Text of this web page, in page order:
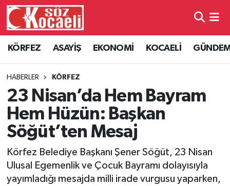
KÖRFEZ ASAYİŞ EKONOMİ KOCAELİ
HABERLER KÖRFEZ
23 Nisan’da Hem Bayram
Hem Hüzün: Başkan
Söğüt’ten Mesaj
Körfez Belediye Başkanı Şener Söğüt, 23 Nisan
Ulusal Egemenlik ve Çocuk Bayramı dolayısıyla
yayımladığı mesajda milli irade vurgusu yaparken,
Kocaeli Hava Durumu
Kocaeli Namaz Vakitleri
Kocaeli Trafik Yoğunluk Haritası
Süper Lig Puan Durumu ve Fikstür
Tüm Manşetler